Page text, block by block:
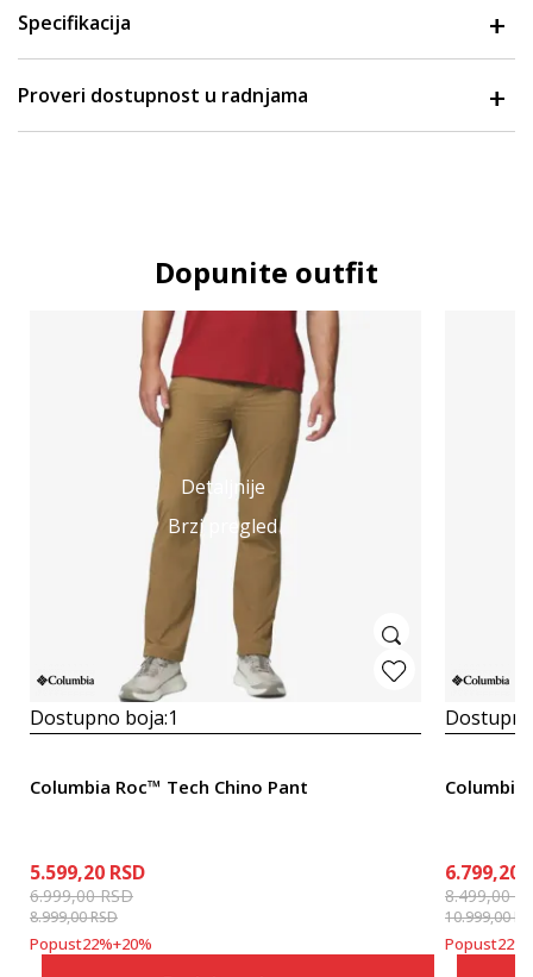
Specifikacija
Proveri dostupnost u radnjama
Dopunite outfit
Detaljnije
Brzi pregled
Dostupno boja:1
Columbia Roc™ Tech Chino Pant
5.599,20 RSD
6.999,00RSD
8.999,00RSD
Popust22%+20%
Columbia
6.799,20
8.499,00
10.999,00
Popust22%